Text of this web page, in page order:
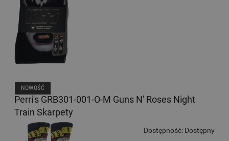
Perri's GRB301-001-O-M Guns N' Roses Night
Train Skarpety
Dostępność: Dostępny
NOWOŚĆ